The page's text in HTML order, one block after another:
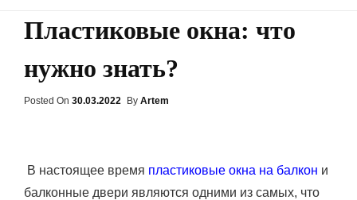
Пластиковые окна: что
нужно знать?
Posted On Posted
30.03.2022 By Artem
В настоящее время пластиковые окна на балкон и
балконные двери являются одними из самых, что